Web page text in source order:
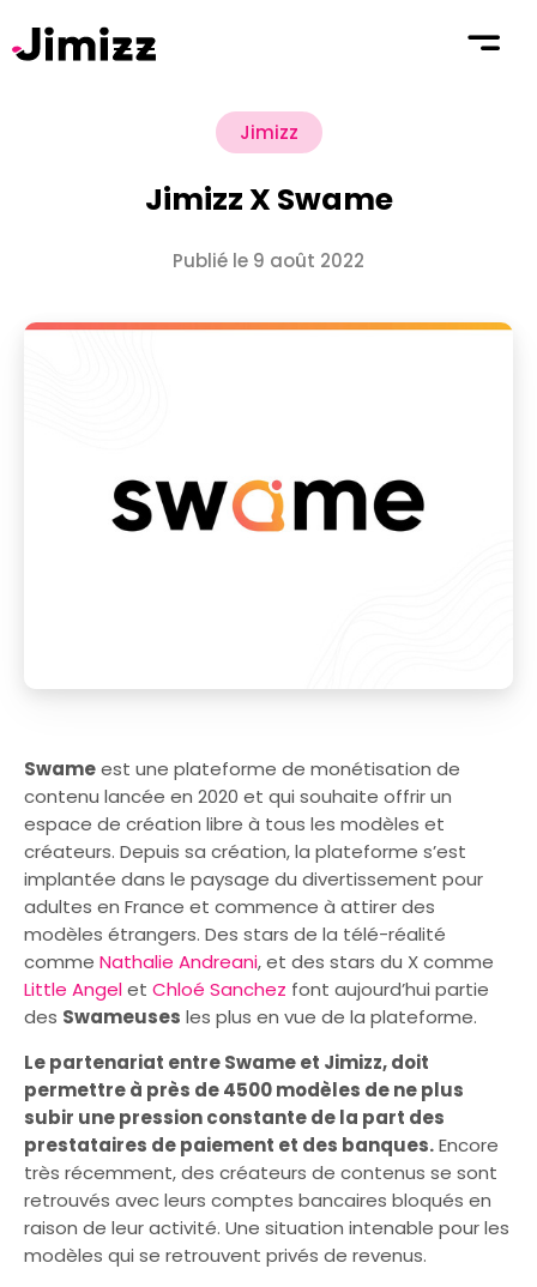
Jimizz
Jimizz X Swame
Publié le 9 août 2022
Swameest une plateforme de monétisation de
contenu lancée en 2020 et qui souhaite offrir un
espace de création libre à tous les modèles et
créateurs. Depuis sa création, la plateforme s’est
implantée dans le paysage du divertissement pour
adultes en France et commence à attirer des
modèles étrangers. Des stars de la télé-réalité
comme Nathalie Andreani, et des stars du X comme
Little Angelet Chloé Sanchez font aujourd’hui partie
des Swameuses les plus en vue de la plateforme.
Le partenariat entre Swame et Jimizz, doit
permettre à près de 4500 modèles de ne plus
subir une pression constante de la part des
prestataires de paiement et des banques.Encore
très récemment, des créateurs de contenus se sont
retrouvés avec leurs comptes bancaires bloqués en
raison de leur activité. Une situation intenable pour les
modèles qui se retrouvent privés de revenus.